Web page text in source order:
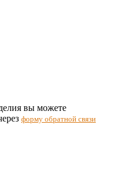
вы можете
форму обратной связи